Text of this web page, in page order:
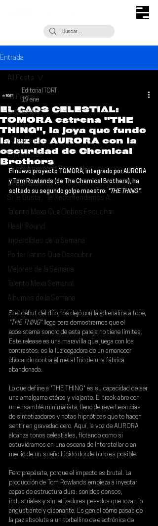
Entrada
All Posts
Escúchalo
Noticias
¿Qué Plan?
Entrevistas
Descubrimiento Semanal
Coberturas
Si Te Gusta... Te Recomendamos A...
Talento Mexa Que Debes Escuchar
Flash Round
Imperdibles de la Semana
Poder Latino Que Descubrir
Mejores de la Semana
Talento Mexa Semanal
Álbumes de la Semana
All Posts
EL CAOS CELESTIAL:
TOMORA estrena "THE
THING", la joya que funde
la luz de AURORA con la
oscuridad de Chemical
Brothers
Editorial TORT
19 ene
El nuevo proyecto TOMORA, integrado por AURORA
y Tom Rowlands (de The Chemical Brothers), ha
soltado su segundo golpe maestro: "THE THING".
Si el debut del dúo nos dejó con la adrenalina a tope,
"THE THING" llega para demostrarnos que el
ecosistema sonoro de esta pareja no tiene límites.
Este release es una maravilla que juega con los
contrastes: es la luz cegadora de un amanecer
chocando contra el metal frío de una fábrica
abandonada.
Lo que define a "THE THING" es su capacidad de ser
una amalgama etérea y viajante. El track abre con
un ensamble minimalista, lleno de reverberancias
de sintetizadores y notas hipnóticas que te hacen
sentir en gravedad cero. Aquí, la voz de AURORA
alcanza tonos celestiales, flotando como si
estuviéramos en una escena de Interstellar o en
medio de un sueño lúcido donde todo es posible.
Pero prepárate, porque el impacto es brutal. La
producción de
Tom Rowlands empieza a inyectar
capas de estructura dura: sonidos densos,
industriales y sintetizadores pesados que rozan lo
angustiante y disonante. Es genial cómo pasas de
la paz absoluta a un torbellino de electrónica de